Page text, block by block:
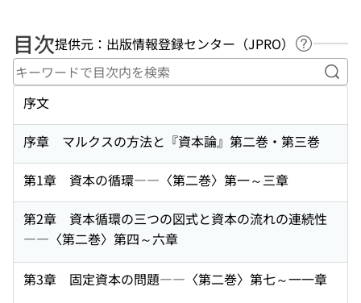
目次提供元：出版情報登録センター（JPRO）
ヘルプペ
キ
序文
序章 マルクスの方法と『資本論』第二巻・第三巻
第1章 資本の循環――〈第二巻〉第一～三章
第2章 資本循環の三つの図式と資本の流れの連続性
――〈第二巻〉第四～六章
第3章 固定資本の問題――〈第二巻〉第七～一一章